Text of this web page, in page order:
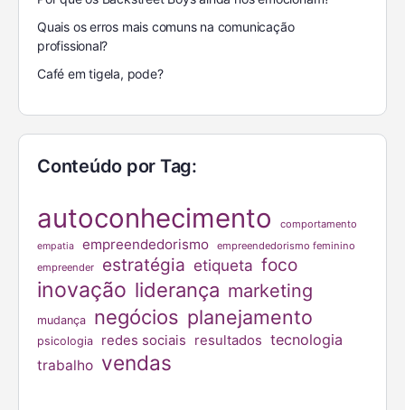
Quais os erros mais comuns na comunicação
profissional?
Café em tigela, pode?
Conteúdo por Tag:
autoconhecimento comportamento
empatia empreendedorismo
empreendedorismo feminino
empreender
estratégia etiqueta foco
inovação liderança marketing
mudança negócios planejamento
psicologia redes sociais resultados tecnologia
trabalho vendas